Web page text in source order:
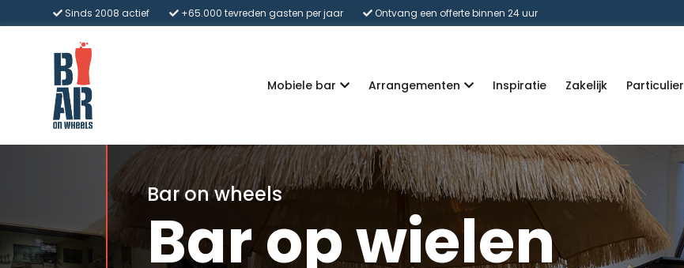
Sinds 2008 actief +65.000 tevreden gasten per jaar Ontvang een offerte binnen 24 uur
Mobiele bar Arrangementen Inspiratie Zakelijk Particulier
Bar on wheels
Bar op wielen